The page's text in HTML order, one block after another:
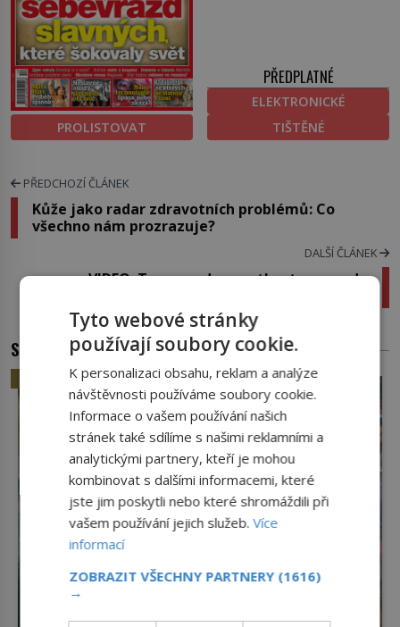
PROLISTOVAT
PŘEDPLATNÉ
ELEKTRONICKÉ
TIŠTĚNÉ
PŘEDCHOZÍ ČLÁNEK
Kůže jako radar zdravotních problémů: Co
všechno nám prozrazuje?
DALŠÍ ČLÁNEK
VIDEO: Trapas v den svatby, to opravdu
SOUVISEJÍCÍ ČLÁNKY
HISTORIE
Tyto webové stránky
používají soubory cookie.
K personalizaci obsahu, reklam a analýze
návštěvnosti používáme soubory cookie.
Informace o vašem používání našich
stránek také sdílíme s našimi reklamními a
analytickými partnery, kteří je mohou
kombinovat s dalšími informacemi, které
jste jim poskytli nebo které shromáždili při
vašem používání jejich služeb.Více
informací
ZOBRAZIT VŠECHNY PARTNERY (1616)
→